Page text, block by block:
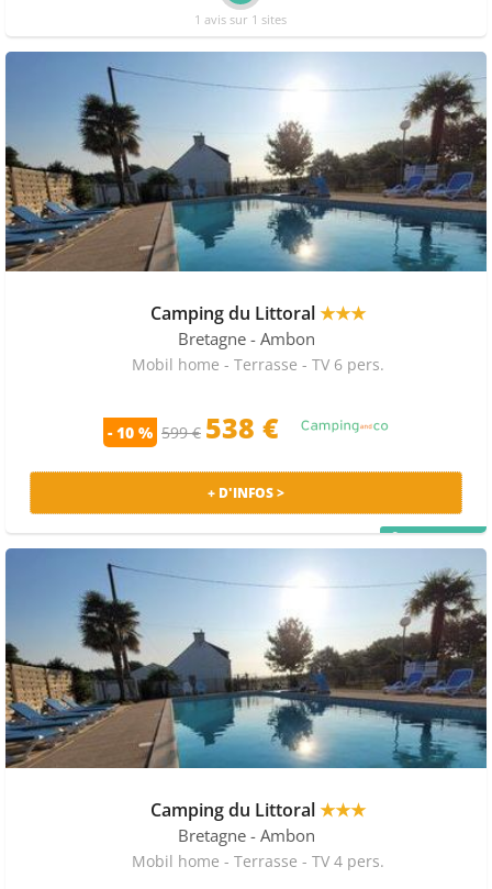
1 avis sur 1 sites
Camping du Littoral★★★
Bretagne - Ambon
Mobil home - Terrasse - TV 6 pers.
- 10 % 599 € 538 €
+ D'INFOS >
Camping du Littoral★★★
Bretagne - Ambon
Mobil home - Terrasse - TV 4 pers.